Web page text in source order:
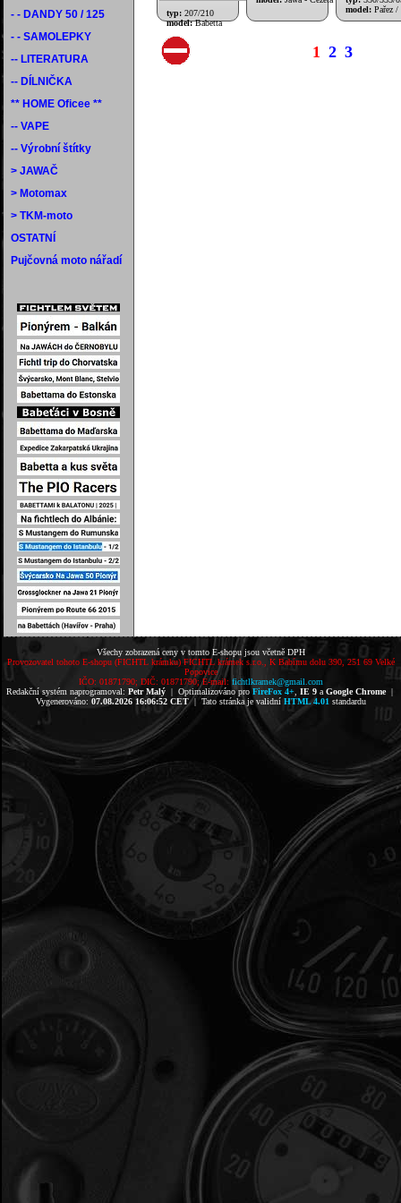
- - DANDY 50 / 125
- - SAMOLEPKY
-- LITERATURA
-- DÍLNIČKA
** HOME Oficee **
-- VAPE
-- Výrobní štítky
> JAWAČ
> Motomax
> TKM-moto
OSTATNÍ
Pujčovná moto nářadí
typ: 207/210
model:Babetta
model: Pařez
1 2 3
Všechy zobrazená ceny v tomto E-shopu jsou včetně DPH
Provozovatel tohoto E-shopu (FICHTL krámku) FICHTL krámek s.r.o., K Babímu dolu 390, 251 69 Velké
Popovice
IČO: 01871790; DIČ: 01871790; E-mail: fichtlkramek@gmail.com
Redakční systém naprogramoval: Petr Malý| Optimalizováno pro FireFox 4+, IE 9a Google Chrome|
Vygenerováno: 07.08.2026 16:06:52 CET| Tato stránka je validní HTML 4.01 standardu